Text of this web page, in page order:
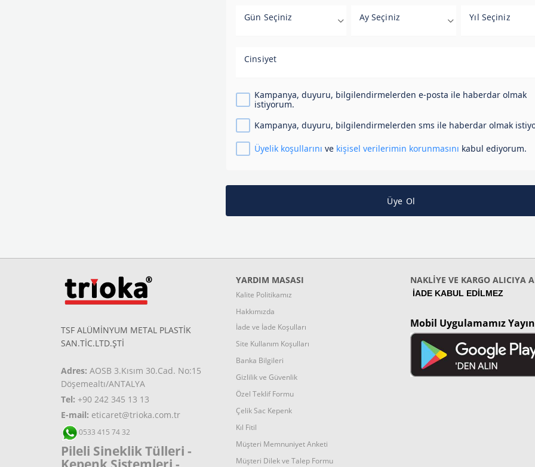
Gün Seçiniz Ay Seçiniz Yıl Seçiniz
Cinsiyet
Kampanya, duyuru, bilgilendirmelerden e-posta ile haberdar olmak
istiyorum.
Kampanya, duyuru, bilgilendirmelerden sms ile haberdar olmak
Üyelik koşullarını ve kişisel verilerimin korunmasını kabul ediyorum.
Üye Ol
TSF ALÜMİNYUM METAL PLASTİK
SAN.TİC.LTD.ŞTİ
Adres: AOSB 3.Kısım 30.Cad. No:15
Döşemealtı/ANTALYA
Tel: +90 242 345 13 13
E-mail: eticaret@trioka.com.tr
0533 415 74 32
Pileli Sineklik Tülleri -
YARDIM MASASI
Kalite Politikamız
Hakkımızda
İade ve İade Koşulları
Site Kullanım Koşulları
Banka Bilgileri
Gizlilik ve Güvenlik
Özel Teklif Formu
Çelik Sac Kepenk
Kıl Fitil
Müşteri Memnuniyet Anketi
Müşteri Dilek ve Talep Formu
NAKLİYE VE KARGO ALICIYA
İADE KABUL EDİLMEZ
Mobil Uygulamamız